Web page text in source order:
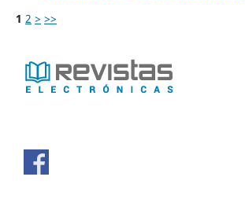
1 2 > >>